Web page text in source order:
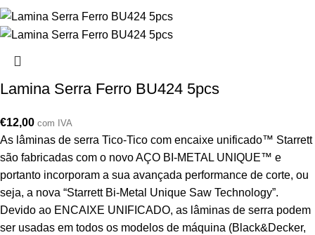
Lamina Serra Ferro BU424 5pcs
€12,00 com IVA
As lâminas de serra Tico-Tico com encaixe unificado™ Starrett
são fabricadas com o novo AÇO BI-METAL UNIQUE™ e
portanto incorporam a sua avançada performance de corte, ou
seja, a nova “Starrett Bi-Metal Unique Saw Technology”.
Devido ao ENCAIXE UNIFICADO, as lâminas de serra podem
ser usadas em todos os modelos de máquina (Black&Decker,